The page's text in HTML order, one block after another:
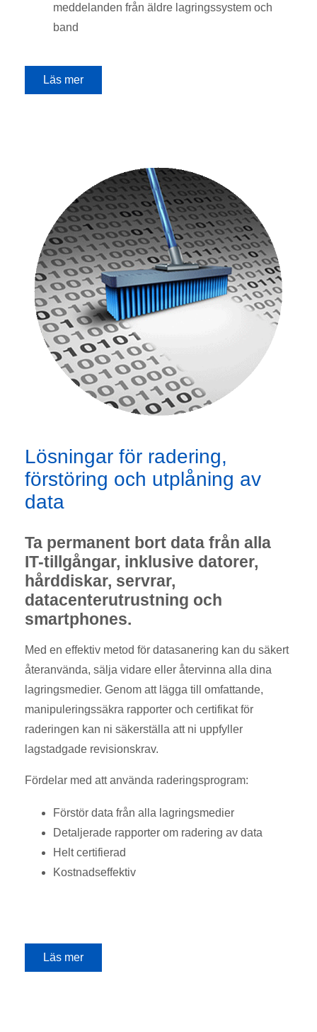
meddelanden från äldre lagringssystem och
band
Läs mer
Lösningar för radering,
förstöring och utplåning av
data
Ta permanent bort data från alla
IT-tillgångar, inklusive datorer,
hårddiskar, servrar,
datacenterutrustning och
smartphones.
Med en effektiv metod för datasanering kan du säkert
återanvända, sälja vidare eller återvinna alla dina
lagringsmedier. Genom att lägga till omfattande,
manipuleringssäkra rapporter och certifikat för
raderingen kan ni säkerställa att ni uppfyller
lagstadgade revisionskrav.
Fördelar med att använda raderingsprogram:
Förstör data från alla lagringsmedier
Detaljerade rapporter om radering av data
Helt certifierad
Kostnadseffektiv
Läs mer